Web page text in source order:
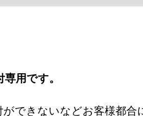
用です。
できないなどお客様都合